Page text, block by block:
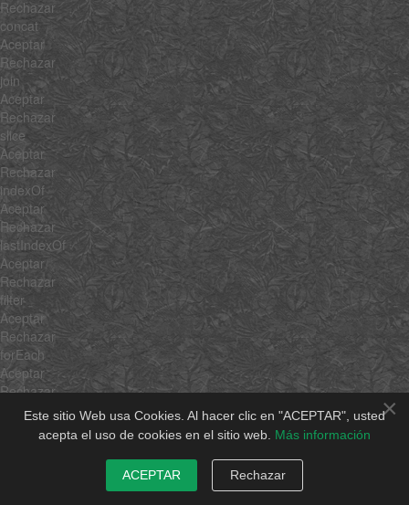
×
Este sitio Web usa Cookies. Al hacer clic en "ACEPTAR", usted
acepta el uso de cookies en el sitio web. Más información
ACEPTAR Rechazar
Rechazar
concat
Aceptar
Rechazar
join
Aceptar
Rechazar
slice
Aceptar
Rechazar
indexOf
Aceptar
Rechazar
lastIndexOf
Aceptar
Rechazar
filter
Aceptar
Rechazar
forEach
Aceptar
Rechazar
every